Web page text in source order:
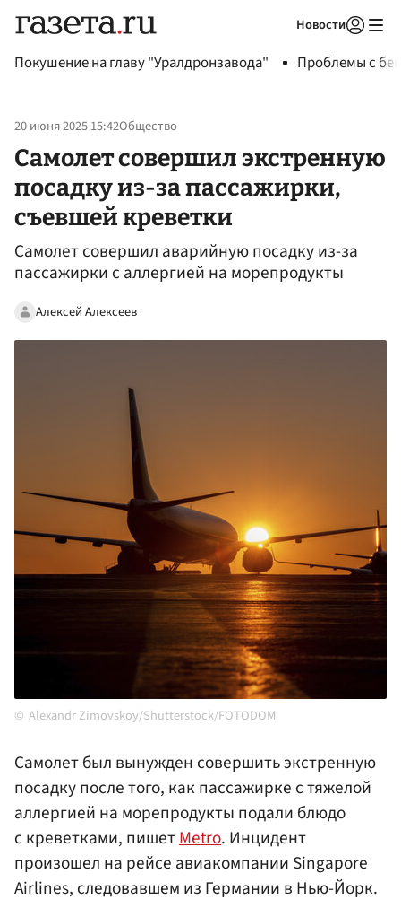
Новости
Покушение на главу "Уралдронзавода" Проблемы с
20 июня 2025 15:42Общество
Самолет совершил экстренную
посадку из-за пассажирки,
съевшей креветки
Самолет совершил аварийную посадку из-за
пассажирки с аллергией на морепродукты
Алексей Алексеев
Alexandr Zimovskoy/Shutterstock/FOTODOM
Самолет был вынужден совершить экстренную
посадку после того, как пассажирке с тяжелой
аллергией на морепродукты подали блюдо
с креветками, пишетMetro. Инцидент
произошел на рейсе авиакомпании Singapore
Airlines, следовавшем из Германии в Нью-Йорк.